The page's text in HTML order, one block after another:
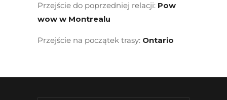
Przejście do poprzedniej relacji: Pow
wow w Montrealu
Przejście na początek trasy: Ontario